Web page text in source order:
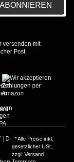
ABONNIEREN
| D- * Alle Preise inkl.
gesetzlicher USt.,
zzgl.Versand